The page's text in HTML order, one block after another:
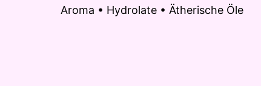
Aroma • Hydrolate • Ätherische Öle